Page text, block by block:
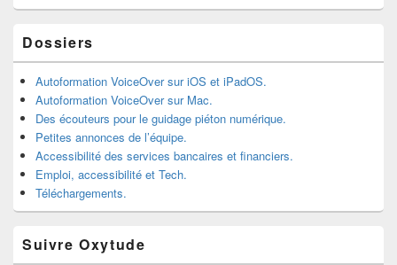
Dossiers
Autoformation VoiceOver sur iOS et iPadOS.
Autoformation VoiceOver sur Mac.
Des écouteurs pour le guidage piéton numérique.
Petites annonces de l’équipe.
Accessibilité des services bancaires et financiers.
Emploi, accessibilité et Tech.
Téléchargements.
Suivre Oxytude